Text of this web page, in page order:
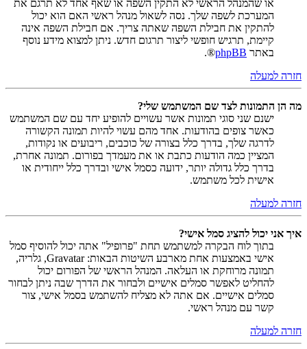
או שהמנהל הראשי לא התקין השפה או שאף אחד לא תרגם את
המערכת לשפה שלך. נסה לשאול מנהל ראשי האם הוא יכול
להתקין את חבילת השפה שאתה צריך. אם חבילת השפה אינה
קיימת, תרגיש חופשי ליצור תרגום חדש. ניתן למצוא מידע נוסף
באתר phpBB
®.
חזרה למעלה
מה הן התמונות לצד שם המשתמש שלי?
ישנם שני סוגי תמונות אשר עשויים להופיע יחד עם שם המשתמש
כאשר צופים בהודעות. אחד מהם עשוי להיות תמונה הקשורה
לדרגה שלך, בדרך כלל בצורה של כוכבים, ריבועים או נקודות,
המציין כמה הודעות כתבת או את מעמדך בפורום. תמונה אחרת,
בדרך כלל גדולה יותר, ידועה כסמל אישי ובדרך כלל ייחודית או
אישית לכל משתמש.
חזרה למעלה
איך אני יכול להציג סמל אישי?
בתוך לוח הבקרה למשתמש תחת "פרופיל" אתה יכול להוסיף סמל
אישי באמצעות אחת מארבע השיטות הבאות: Gravatar, גלריה,
תמונה מרוחקת או העלאה. המנהל הראשי של הפורום יכול
להחליט לאפשר סמלים אישיים ולבחור את הדרך שבה ניתן לבחור
סמלים אישיים. אם אתה לא מצליח להשתמש בסמל אישי, צור
קשר עם מנהל ראשי.
חזרה למעלה